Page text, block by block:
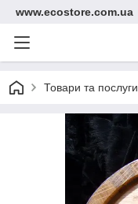
www.ecostore.com.ua
Товари та послуги